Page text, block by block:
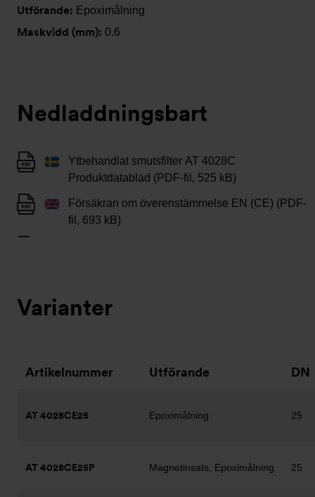
Utförande: Epoximålning
Maskvidd (mm): 0.6
Nedladdningsbart
Ytbehandlat smutsfilter AT 4028C
Produktdatablad (PDF-fil, 525 kB)
Försäkran om överenstämmelse EN (CE) (PDF-
fil, 693 kB)
Varianter
Artikelnummer Utförande DN
AT 4028CE25 Epoximålning 25
AT 4028CE25P Magnetinsats, Epoximålning 25